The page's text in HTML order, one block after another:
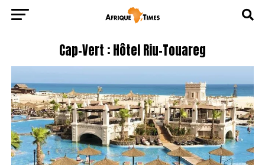
Cap-Vert : Hôtel Riu-Touareg